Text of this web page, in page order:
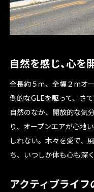
自然を感じ、心を
全長約５ｍ、全幅２mオ
倒的なGLEを駆って、さ
自然のなか、開放的な気
り、オープンエアが心地
しれない。木々を愛で、
ち、いつしか体も心も深
アクティブライフ